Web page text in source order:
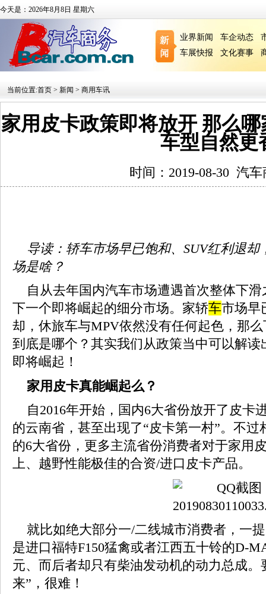
今天是：2026年8月8日 星期六
业界新闻 车企动态
车展快报
文化赛事
当前位置:首页 > 新闻 > 商用车讯
家用皮卡政策即将放开 那么
车型自然更
时间：2019-08-30 汽车
导读：轿车市场早已饱和、SUV红利退
场是啥？
自从去年国内汽车市场遭遇首次整体下
下一个即将崛起的细分市场。家轿车市场早
却，休旅车与MPV依然没有任何起色，那
到底是哪个？其实我们从政策当中可以解
即将崛起！
家用皮卡真能崛起么？
自2016年开始，国内6大省份放开了皮卡
的云南省，甚至出现了“皮卡第一村”。不
的6大省份，更多主流省份消费者对于家用
上、越野性能极佳的合资/进口皮卡产品。
就比如绝大部分一/二线城市消费者，一
是进口福特F150猛禽或者江西五十铃的D-
元、而后者却只有柴油发动机的动力总成
来”，很难！